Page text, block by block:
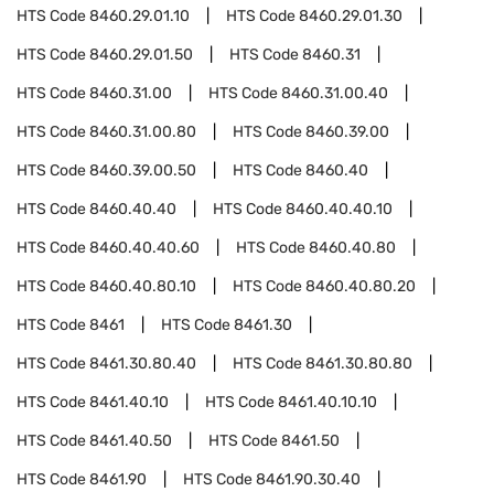
HTS Code8460.29.01.10 HTS Code8460.29.01.30
HTS Code8460.29.01.50 HTS Code8460.31
HTS Code8460.31.00 HTS Code8460.31.00.40
HTS Code8460.31.00.80 HTS Code8460.39.00
HTS Code8460.39.00.50 HTS Code8460.40
HTS Code8460.40.40 HTS Code8460.40.40.10
HTS Code8460.40.40.60 HTS Code8460.40.80
HTS Code8460.40.80.10 HTS Code8460.40.80.20
HTS Code8461 HTS Code8461.30
HTS Code8461.30.80.40 HTS Code8461.30.80.80
HTS Code8461.40.10 HTS Code8461.40.10.10
HTS Code8461.40.50 HTS Code8461.50
HTS Code8461.90 HTS Code8461.90.30.40